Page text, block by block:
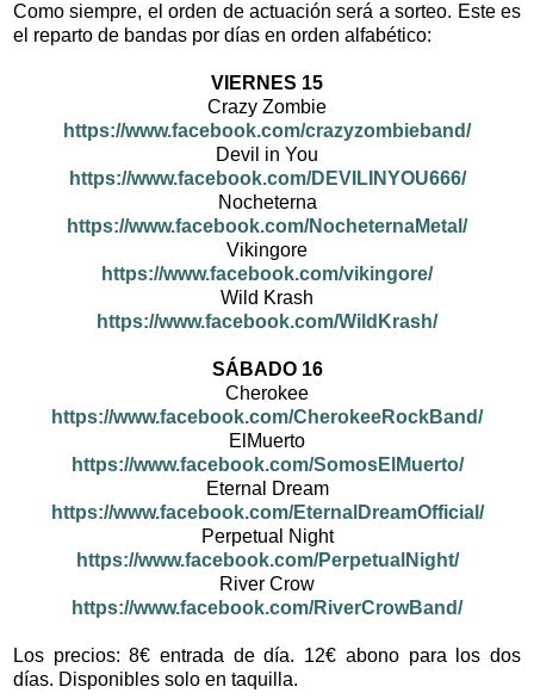
Como siempre, el orden de actuación será a sorteo. Este es
el reparto de bandas por días en orden alfabético:
VIERNES 15
Crazy Zombie
https://www.facebook.com/crazyzombieband/
Devil in You
https://www.facebook.com/DEVILINYOU666/
Nocheterna
https://www.facebook.com/NocheternaMetal/
Vikingore
https://www.facebook.com/vikingore/
Wild Krash
https://www.facebook.com/WildKrash/
SÁBADO 16
Cherokee
https://www.facebook.com/CherokeeRockBand/
ElMuerto
https://www.facebook.com/SomosElMuerto/
Eternal Dream
https://www.facebook.com/EternalDreamOfficial/
Perpetual Night
https://www.facebook.com/PerpetualNight/
River Crow
https://www.facebook.com/RiverCrowBand/
Los precios: 8€ entrada de día. 12€ abono para los dos
días. Disponibles solo en taquilla.